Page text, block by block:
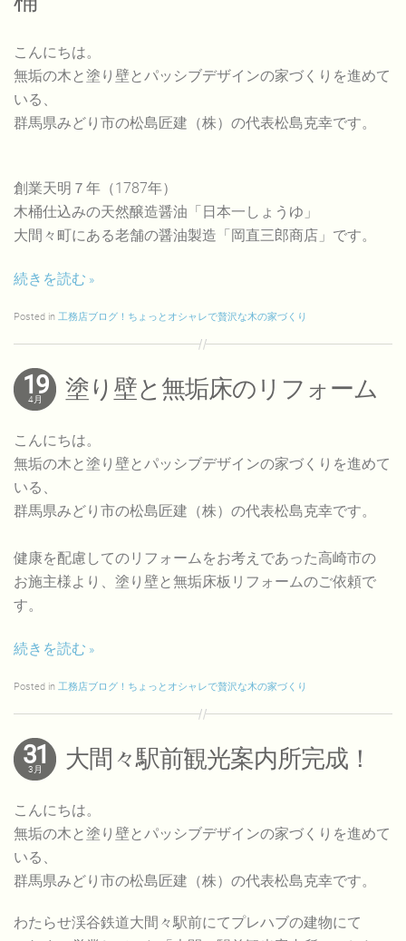
こんにちは。
無垢の木と塗り壁とパッシブデザインの家づくりを進めて
いる、
群馬県みどり市の松島匠建（株）の代表松島克幸です。
創業天明７年（1787年）
木桶仕込みの天然醸造醤油「日本一しょうゆ」
大間々町にある老舗の醤油製造「岡直三郎商店」です。
続きを読む
Posted in 工務店ブログ！ちょっとオシャレで贅沢な木の家づくり
19
4月 塗り壁と無垢床のリフォーム
こんにちは。
無垢の木と塗り壁とパッシブデザインの家づくりを進めて
いる、
群馬県みどり市の松島匠建（株）の代表松島克幸です。
健康を配慮してのリフォームをお考えであった高崎市の
お施主様より、塗り壁と無垢床板リフォームのご依頼で
す。
続きを読む
Posted in 工務店ブログ！ちょっとオシャレで贅沢な木の家づくり
31
3月 大間々駅前観光案内所完成！
こんにちは。
無垢の木と塗り壁とパッシブデザインの家づくりを進めて
いる、
群馬県みどり市の松島匠建（株）の代表松島克幸です。
わたらせ渓谷鉄道大間々駅前にてプレハブの建物にて